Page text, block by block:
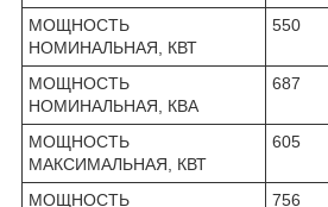
МОЩНОСТЬ
НОМИНАЛЬНАЯ, КВТ
550
МОЩНОСТЬ
НОМИНАЛЬНАЯ, КВА
687
МОЩНОСТЬ
МАКСИМАЛЬНАЯ, КВТ
605
МОЩНОСТЬ
756